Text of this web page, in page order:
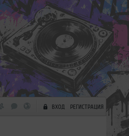
ВХОД РЕГИСТРАЦИЯ